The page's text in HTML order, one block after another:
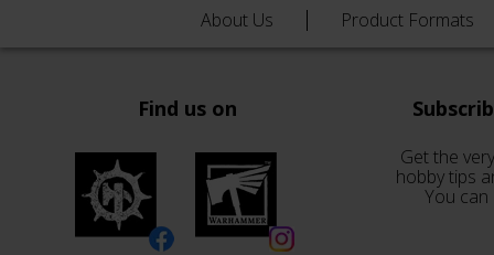
About Us Product Formats
Find us on
Get the
hobby tips
You